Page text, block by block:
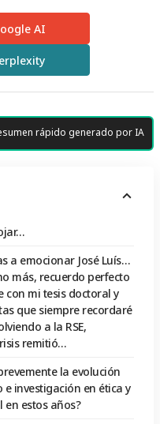
AI
rápido generado por IA
a emocionar José Luís…
más, recuerdo perfecto
con mi tesis doctoral y
que siempre recordaré
a la RSE,
remitió…
la evolución
investigación en ética y
estos años?